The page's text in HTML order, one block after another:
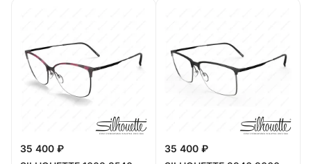
35 400 ₽
35 400 ₽